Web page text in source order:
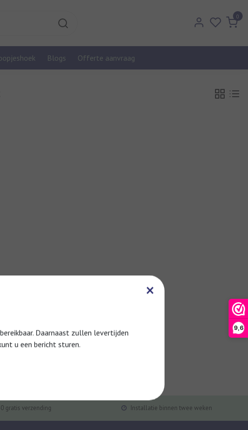
9,6
0
Blogs Offerte aanvraag
gratis verzending Installatie binnen twee weken
×
Daarnaast zullen levertijden
u een bericht sturen.